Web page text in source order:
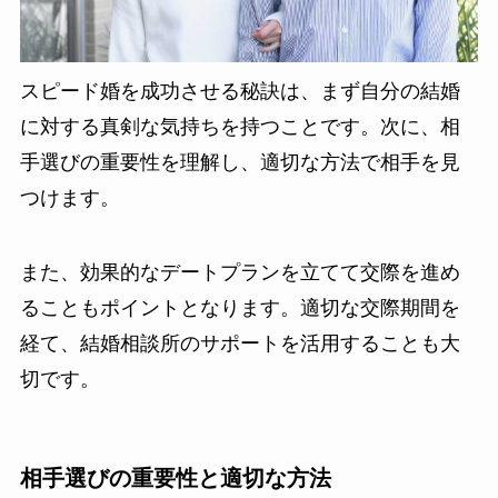
スピード婚を成功させる秘訣は、まず自分の結婚
に対する真剣な気持ちを持つことです。次に、相
手選びの重要性を理解し、適切な方法で相手を見
つけます。
また、効果的なデートプランを立てて交際を進め
ることもポイントとなります。適切な交際期間を
経て、結婚相談所のサポートを活用することも大
切です。
相手選びの重要性と適切な方法